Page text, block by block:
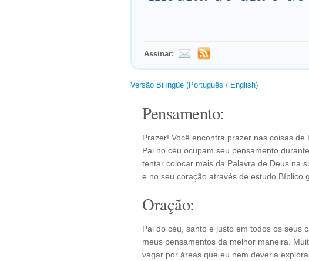
Assinar:
Versão Bilíngüe (Português / English)
Pensamento:
Prazer! Você encontra prazer nas coisas
Pai no céu ocupam seu pensamento
tentar colocar mais da Palavra de Deus na
e no seu coração através de estudo Bíblico
Oração:
Pai do céu, santo e justo em todos os seus
meus pensamentos da melhor maneira.
vagar por áreas que eu nem deveria